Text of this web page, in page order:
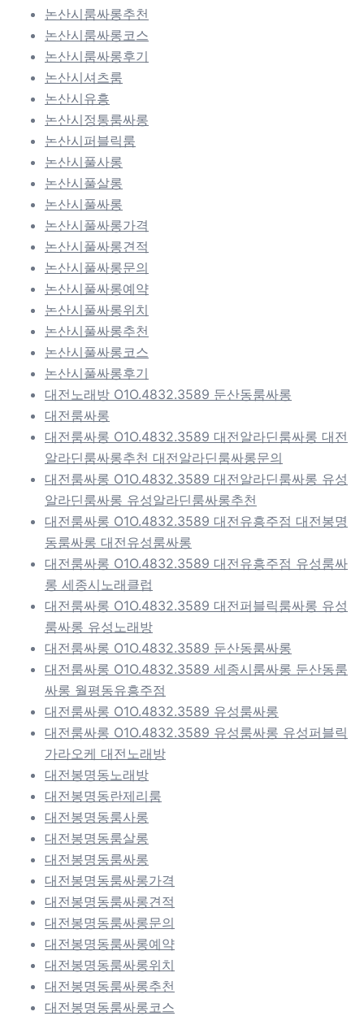
논산시룸싸롱추천
논산시룸싸롱코스
논산시룸싸롱후기
논산시셔츠룸
논산시유흥
논산시정통룸싸롱
논산시퍼블릭룸
논산시풀사롱
논산시풀살롱
논산시풀싸롱
논산시풀싸롱가격
논산시풀싸롱견적
논산시풀싸롱문의
논산시풀싸롱예약
논산시풀싸롱위치
논산시풀싸롱추천
논산시풀싸롱코스
논산시풀싸롱후기
대전노래방 O1O.4832.3589 둔산동룸싸롱
대전룸싸롱
대전룸싸롱 O1O.4832.3589 대전알라딘룸싸롱 대전
알라딘룸싸롱추천 대전알라딘룸싸롱문의
대전룸싸롱 O1O.4832.3589 대전알라딘룸싸롱 유성
알라딘룸싸롱 유성알라딘룸싸롱추천
대전룸싸롱 O1O.4832.3589 대전유흥주점 대전봉명
동룸싸롱 대전유성룸싸롱
대전룸싸롱 O1O.4832.3589 대전유흥주점 유성룸싸
롱 세종시노래클럽
대전룸싸롱 O1O.4832.3589 대전퍼블릭룸싸롱 유성
룸싸롱 유성노래방
대전룸싸롱 O1O.4832.3589 둔산동룸싸롱
대전룸싸롱 O1O.4832.3589 세종시룸싸롱 둔산동룸
싸롱 월평동유흥주점
대전룸싸롱 O1O.4832.3589 유성룸싸롱
대전룸싸롱 O1O.4832.3589 유성룸싸롱 유성퍼블릭
가라오케 대전노래방
대전봉명동노래방
대전봉명동란제리룸
대전봉명동룸사롱
대전봉명동룸살롱
대전봉명동룸싸롱
대전봉명동룸싸롱가격
대전봉명동룸싸롱견적
대전봉명동룸싸롱문의
대전봉명동룸싸롱예약
대전봉명동룸싸롱위치
대전봉명동룸싸롱추천
대전봉명동룸싸롱코스